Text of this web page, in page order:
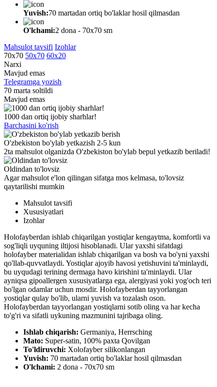
Yuvish:70 martadan ortiq bo'laklar hosil qilmasdan
O'lchami:2 dona - 70х70 sm
Mahsulot tavsifi Izohlar
70х70 50х70 60х20
Narxi
Mavjud emas
Telegramga yozish
70 marta soltildi
Mavjud emas
1000 dan ortiq ijobiy sharhlar!
Barchasini ko'rish
O'zbekiston bo'ylab yetkazish 2-5 kun
2ta mahsulot olganizda O'zbekiston bo'ylab bepul yetkazib beriladi!
Oldindan to'lovsiz
Agar mahsulot e'lon qilingan sifatga mos kelmasa, to'lovsiz
qaytarilishi mumkin
Mahsulot tavsifi
Xususiyatlari
Izohlar
Holofayberdan ishlab chiqarilgan yostiqlar kengaytma, komfortli va
sog'liqli uyquning iltijosi hisoblanadi. Ular yaxshi sifatdagi
holofayber materialidan ishlab chiqarilgan va bosh va bo'yni yaxshi
qo'llab-quvvatlaydi. Yostiqlar ajoyib havosi yetishuvini ta'minlaydi,
bu uyqudagi terining dermaga havo kirishini ta'minlaydi. Ular
ayniqsa gipoallergen xususiyatlarga ega, alergiyasi yoki yog'och teri
bo'lgan odamlar uchun mosdir. Holofayberdan tayyorlangan
yostiqlar qulay bo'lib, ularni yuvish va tozalash oson.
Holofayberdan tayyorlangan yostiqlarni sotib oling va har kecha
to'g'ri va sifatli uykuning mazmunini tajribaga oling.
Ishlab chiqarish: Germaniya, Herrsching
Mato: Super-satin, 100% paxta Qovilgan
To'ldiruvchi: Xolofayber silikonlangan
Yuvish: 70 martadan ortiq bo'laklar hosil qilmasdan
O'lchami: 2 dona - 70х70 sm